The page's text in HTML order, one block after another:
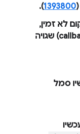
1393800
).
לא זמין,
שגרם להחזרת קריאה חוזרת (callback) שגויה
סמל